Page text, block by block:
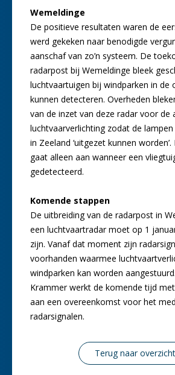
Wemeldinge
De positieve resultaten waren de
werd gekeken naar benodigde
aanschaf van zo’n systeem. De
radarpost bij Wemeldinge bleek
luchtvaartuigen bij windparken in de
kunnen detecteren. Overheden
van de inzet van deze radar voor de
luchtvaarverlichting zodat de
in Zeeland ‘uitgezet kunnen
gaat alleen aan wanneer een
gedetecteerd.
Komende stappen
De uitbreiding van de radarpost in
een luchtvaartradar moet op 1
zijn. Vanaf dat moment zijn
voorhanden waarmee
windparken kan worden
Krammer werkt de komende tijd
aan een overeenkomst voor het
radarsignalen.
Terug naar overzicht